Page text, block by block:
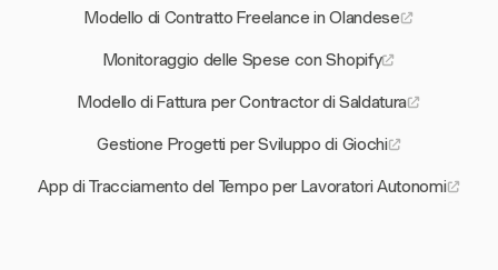
Modello di Contratto Freelance in Olandese
Monitoraggio delle Spese con Shopify
Modello di Fattura per Contractor di Saldatura
Gestione Progetti per Sviluppo di Giochi
App di Tracciamento del Tempo per Lavoratori Autonomi